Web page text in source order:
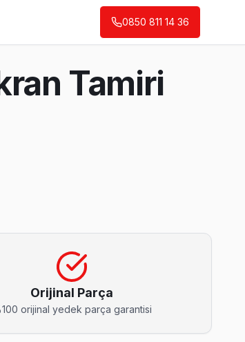
yerinde çözüyor.
0850 811 14 36
Tamiri
Orijinal Parça
orijinal yedek parça garantisi